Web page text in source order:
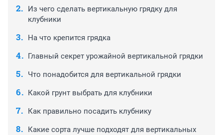
Из чего сделать вертикальную грядку для
клубники
На что крепится грядка
Главный секрет урожайной вертикальной грядки
Что понадобится для вертикальной грядки
Какой грунт выбрать для клубники
Как правильно посадить клубнику
Какие сорта лучше подходят для вертикальных